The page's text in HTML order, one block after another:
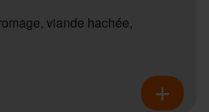
viande hachée,